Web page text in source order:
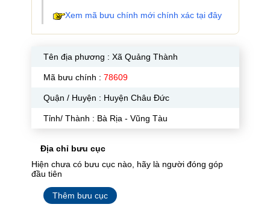
Xem mã bưu chính mới chính xác tại đây
Tên địa phương : Xã Quảng Thành
Mã bưu chính : 78609
Quận / Huyện : Huyện Châu Đức
Tỉnh/ Thành : Bà Rịa - Vũng Tàu
Địa chỉ bưu cục
Hiện chưa có bưu cục nào, hãy là người đóng góp
đầu tiên
Thêm bưu cục